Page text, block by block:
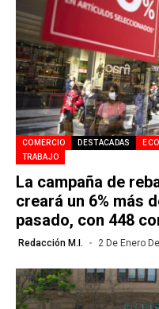
COMERCIO DESTACADAS
TRABAJO
La campaña de
creará un 6% más
pasado, con 448
Redacción M.I. 2 De Enero